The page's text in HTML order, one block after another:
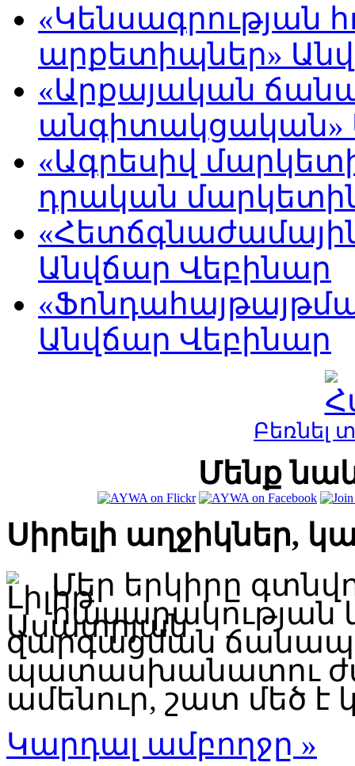
«Կենսագրության
արքետիպներ»
«Արքայական
անգիտակցական»
«Ագրեսիվ
դրական
Անվճար Վեբինար
Անվճար Վեբինար
Բեռնել
Մենք
Սիրելի աղջիկներ,
Մեր երկիրը
հասարակության
զարգացման
պատասխանատու
ամենուր, շատ մեծ է
Կարդալ ամբողջը »